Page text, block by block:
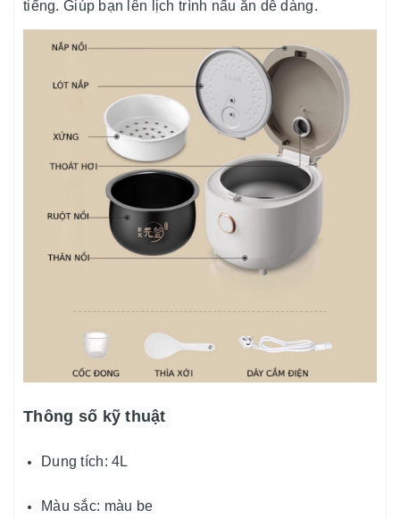
tiếng. Giúp bạn lên lịch trình nấu ăn dễ dàng.
Thông số kỹ thuật
Dung tích: 4L
Màu sắc: màu be